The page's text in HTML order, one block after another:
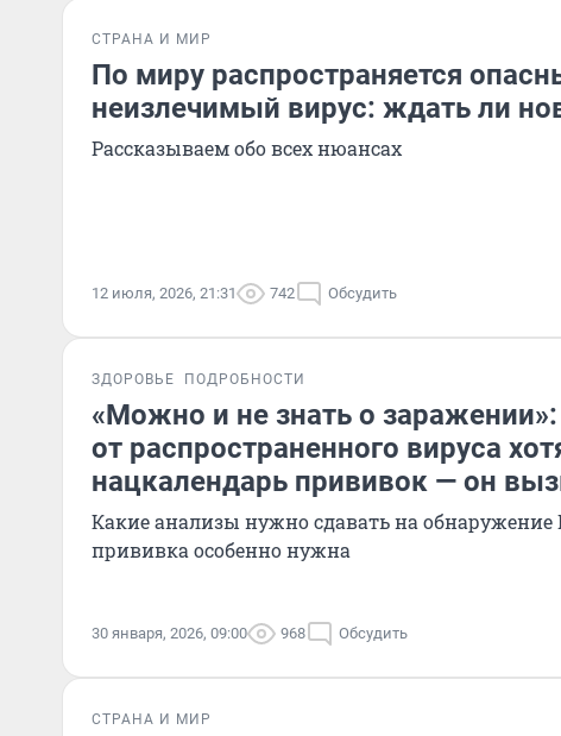
СТРАНА И МИР
По миру распространяется
неизлечимый вирус: ждать ли
Рассказываем обо всех нюансах
12 июля, 2026, 21:31 742 Обсудить
ЗДОРОВЬЕ ПОДРОБНОСТИ
«Можно и не знать о
от распространенного вируса
нацкалендарь прививок — он
Какие анализы нужно сдавать на
прививка особенно нужна
30 января, 2026, 09:00 968 Обсудить
СТРАНА И МИР